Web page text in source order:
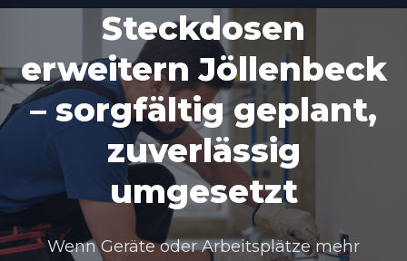
Steckdosen
erweitern Jöllenbeck
– sorgfältig geplant,
zuverlässig
umgesetzt
Wenn Geräte oder Arbeitsplätze mehr